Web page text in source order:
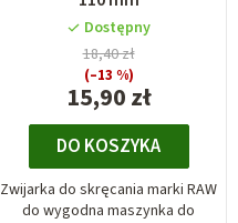
Dostępny
15,90 zł
18,40 zł
(–13 %)
DO KOSZYKA
Zwijarka do skręcania marki RAW
do wygodna maszynka do